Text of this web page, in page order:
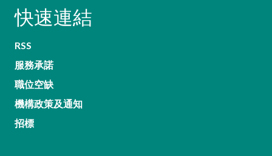
快速連結
RSS
服務承諾
職位空缺
機構政策及通知
招標